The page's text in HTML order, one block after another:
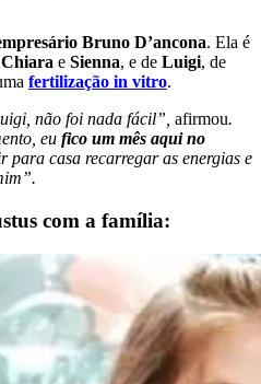
Bruno D’ancona. Ela é
Chiara e Sienna, e de Luigi, de
fertilização in vitro.
não foi nada fácil”, afirmou.
eu fico um mês aqui no
para casa recarregar as energias e
com a família: